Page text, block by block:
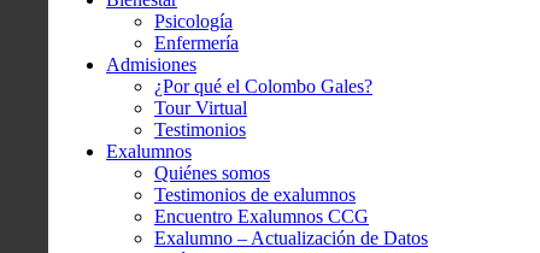
Psicología
Enfermería
Admisiones
¿Por qué el Colombo Gales?
Tour Virtual
Testimonios
Exalumnos
Quiénes somos
Testimonios de exalumnos
Encuentro Exalumnos CCG
Exalumno – Actualización de Datos